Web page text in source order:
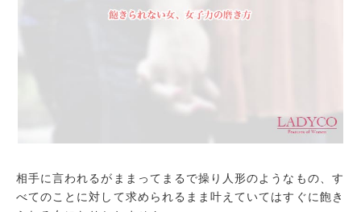
イメチェンは大事なこと
相手に言われるがままってまるで操り人形のようなもの、す
べてのことに対して求められるまま叶えていてはすぐに飽き